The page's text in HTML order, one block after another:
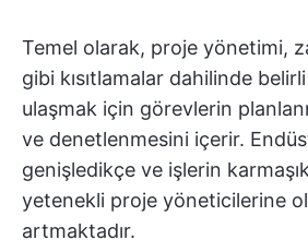
Temel olarak, proje yönetimi,
gibi kısıtlamalar dahilinde
ulaşmak için görevlerin
ve denetlenmesini içerir.
genişledikçe ve işlerin
yetenekli proje yöneticilerine
artmaktadır.